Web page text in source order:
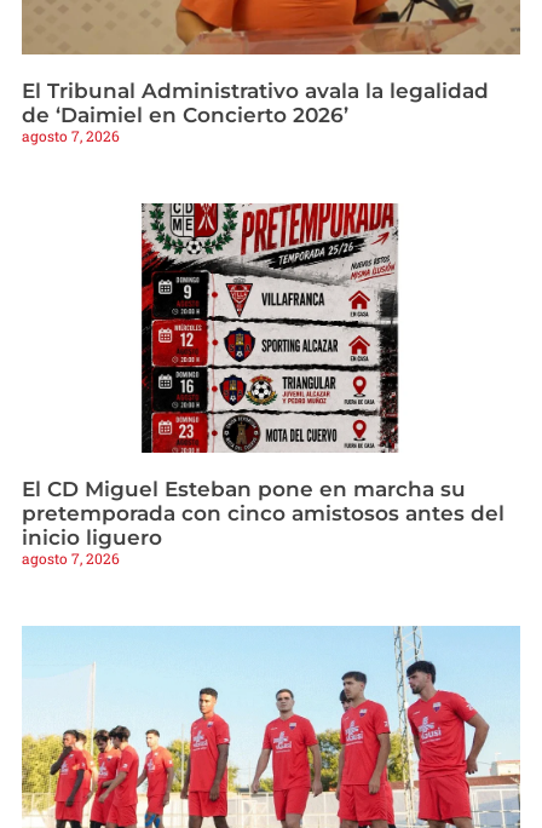
El Tribunal Administrativo avala la legalidad
de ‘Daimiel en Concierto 2026’
agosto 7, 2026
El CD Miguel Esteban pone en marcha su
pretemporada con cinco amistosos antes del
inicio liguero
agosto 7, 2026